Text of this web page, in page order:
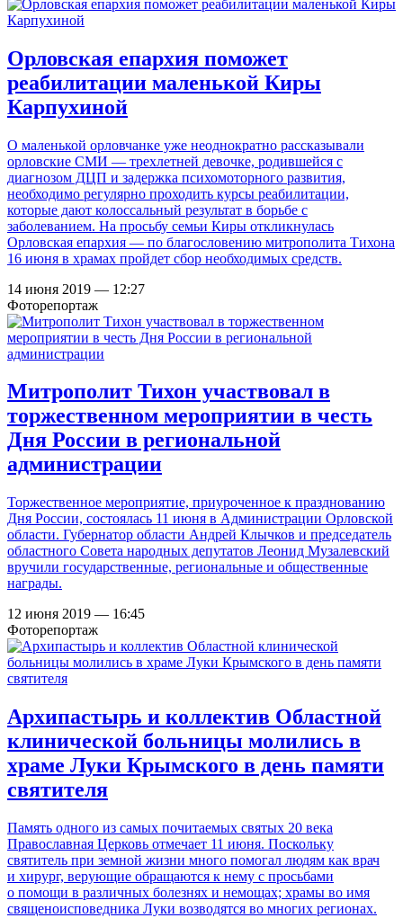
Орловская епархия поможет
реабилитации маленькой Киры
Карпухиной
О маленькой орловчанке уже неоднократно рассказывали
орловские СМИ — трехлетней девочке, родившейся с
диагнозом ДЦП и задержка психомоторного развития,
необходимо регулярно проходить курсы реабилитации,
которые дают колоссальный результат в борьбе с
заболеванием. На просьбу семьи Киры откликнулась
Орловская епархия — по благословению митрополита Тихона
16 июня в храмах пройдет сбор необходимых средств.
14 июня 2019 — 12:27
Фоторепортаж
Митрополит Тихон участвовал в
торжественном мероприятии в честь
Дня России в региональной
администрации
Торжественное мероприятие, приуроченное к празднованию
Дня России, состоялась 11 июня в Администрации Орловской
области. Губернатор области Андрей Клычков и председатель
областного Совета народных депутатов Леонид Музалевский
вручили государственные, региональные и общественные
награды.
12 июня 2019 — 16:45
Фоторепортаж
Архипастырь и коллектив Областной
клинической больницы молились в
храме Луки Крымского в день памяти
святителя
Память одного из самых почитаемых святых 20 века
Православная Церковь отмечает 11 июня. Поскольку
святитель при земной жизни много помогал людям как врач
и хирург, верующие обращаются к нему с просьбами
о помощи в различных болезнях и немощах; храмы во имя
священоисповедника Луки возводятся во многих регионах.